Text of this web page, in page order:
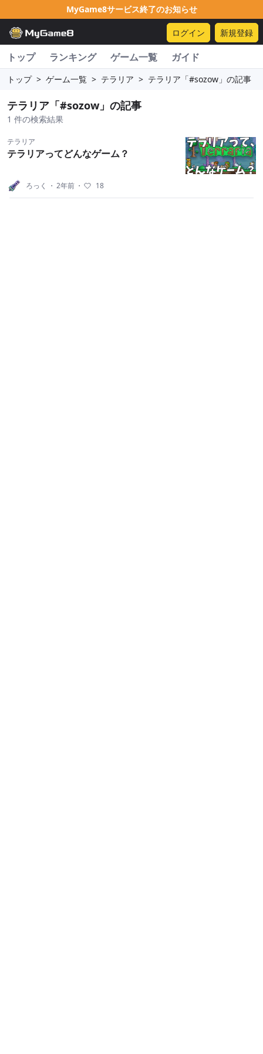
MyGame8サービス終了のお知らせ
ログイン 新規登録
トップ ランキング ゲーム一覧 ガイド
トップ > ゲーム一覧 > テラリア > テラリア「#sozow」の記事
テラリア「#sozow」の記事
1 件の検索結果
テラリア
テラリアってどんなゲーム？
ろっく ・ 2年前 ・ 18